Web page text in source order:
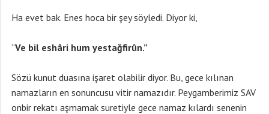
Ha evet bak. Enes hoca bir şey söyledi. Diyor ki,
“Ve bil eshâri hum yestağfirûn.”
Sözü kunut duasına işaret olabilir diyor. Bu, gece kılınan
namazların en sonuncusu vitir namazıdır. Peygamberimiz SAV
onbir rekatı aşmamak suretiyle gece namaz kılardı senenin